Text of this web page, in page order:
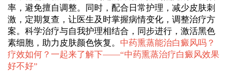
率，避免擅自调整。同时，配合日常护理，减少皮肤刺
激，定期复查，让医生及时掌握病情变化，调整治疗方
案。科学治疗与自我护理相结合，同步进行，激活黑色
素细胞，助力皮肤颜色恢复。 中药熏蒸能治白癜风吗？
疗效如何？一起来了解下——“中药熏蒸治疗白癜风效果
好不好”